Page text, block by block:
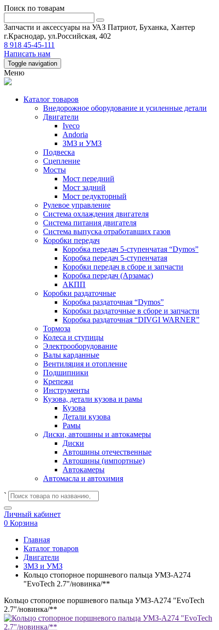
Поиск по товарам
Запчасти и аксессуары на УАЗ Патриот, Буханка, Хантер
г.Краснодар, ул.Российская, 402
8 918 45-45-111
Написать нам
Toggle navigation
Меню
Каталог товаров
Внедорожное оборудование и усиленные детали
Двигатели
Iveco
Andoria
ЗМЗ и УМЗ
Подвеска
Сцепление
Мосты
Мост передний
Мост задний
Мост редукторный
Рулевое управление
Система охлаждения двигателя
Система питания двигателя
Система выпуска отработавших газов
Коробки передач
Коробка передач 5-ступенчатая “Dymos”
Коробка передач 5-ступенчатая
Коробки передач в сборе и запчасти
Коробка передач (Арзамас)
АКПП
Коробки раздаточные
Коробка раздаточная “Dymos”
Коробки раздаточные в сборе и запчасти
Коробка раздаточная “DIVGI WARNER”
Тормоза
Колеса и ступицы
Электрооборудование
Валы карданные
Вентиляция и отопление
Подшипники
Крепежи
Инструменты
Кузова, детали кузова и рамы
Кузова
Детали кузова
Рамы
Диски, автошины и автокамеры
Диски
Автошины отечественные
Автошины (импортные)
Автокамеры
Автомасла и автохимия
`
Личный кабинет
0 Корзина
Главная
Каталог товаров
Двигатели
ЗМЗ и УМЗ
Кольцо стопорное поршневого пальца УМЗ-А274
"EvoTech 2.7"/новинка/**
Кольцо стопорное поршневого пальца УМЗ-А274 "EvoTech
2.7"/новинка/**